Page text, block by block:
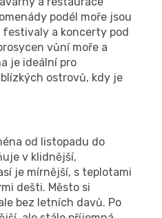
podél moře jsou
festivaly a koncerty pod
vůní moře a
je ideální pro
ostrovů, kdy je
od listopadu do
v klidnější,
je mírnější, s teplotami
dešti. Město si
bez letních davů. Po